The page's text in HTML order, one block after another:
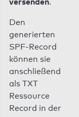
Den
generierten
SPF-Record
können sie
anschließend
als TXT
Ressource
Record in der